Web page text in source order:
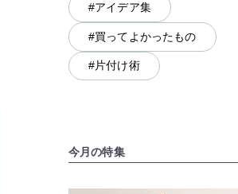
#アイデア集
#買ってよかったもの
#片付け術
今月の特集